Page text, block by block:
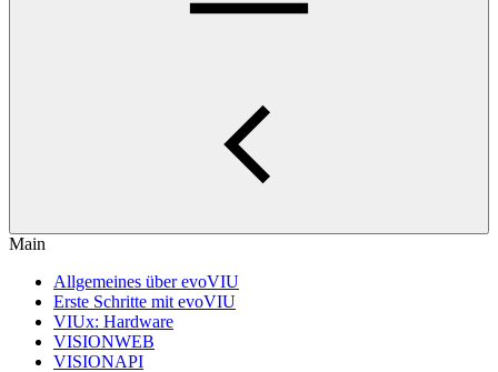
Main
Allgemeines über evoVIU
Erste Schritte mit evoVIU
VIUx: Hardware
VISIONWEB
VISIONAPI